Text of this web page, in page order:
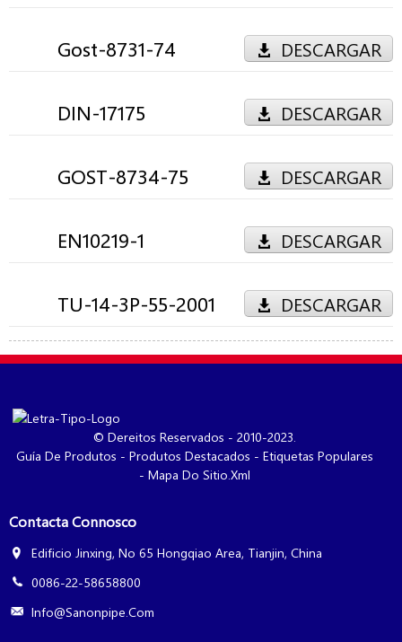
Gost-8731-74 DESCARGAR
DIN-17175 DESCARGAR
GOST-8734-75 DESCARGAR
EN10219-1 DESCARGAR
TU-14-3Р-55-2001 DESCARGAR
© Dereitos Reservados - 2010-2023.
Guía De Produtos -Produtos Destacados -Etiquetas Populares
-Mapa Do Sitio.xml
Contacta Connosco
Edificio Jinxing, No 65 Hongqiao Area, Tianjin, China
0086-22-58658800
Info@sanonpipe.com